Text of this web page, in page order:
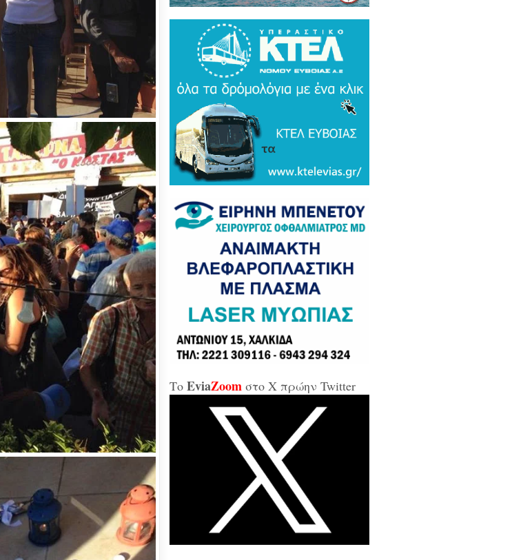
Βάκα Gate: Την περίμεναν στη
συνεδρίαση λογοδοσίας και αυτή
μοίραζε μετάλλια και έβλεπε τον
Παναθηναϊκό στο μπάσκετ / Τα άδεια
έδρανα της ξεφτίλας! (ΦΩΤΟ)
Ανεξάρτητος βουλευτής Γιάννης
Σαρακιώτης στο EviaZoom.gr:
«Τριτοκοσμικό το κράτος δικαίου στην
μπανανία του Μητσοτάκη, στο
στόχαστρο του καθεστώτος όσο ποτέ οι
"ενοχλητικοί" δημοσιογράφοι...»
κράτος δικαίου ο Εισαγγελέας του
Αρείου Πάγου θα έπρεπε να τιμωρηθεί
παραδειγματικά...»
«Δώσε και σε εμένα μπάρμπα...»
Χαλκίδα: Άρον άρον την κοπάνησε η
Διοικήτρια της ΔΥΠΑ από το
«αμαρτωλό» Επιμελητήριο Εύβοιας /
«Ήταν προσβλητική, ειρωνική και
απαξιωτική προς τους εργαζόμενους...»
Μύδροι της αντιπολίτευσης για τις νέες
Τζαβέλλας αθώωσε και τον εαυτό του,
καταπάτησε βάναυσα το ήδη
κακοποιημένο κράτος δικαίου με μία
πραξικοματική διάταξη, θα κληθούν
για να λογοδοτήσουν και πρωτίστως ο
διευθύνων και αυτού του εγκλήματος
κ.Μητσοτάκης...»
Χαλκίδα: Δείτε ζωντανά την κίνηση
στη Παλαιά Γέφυρα (LIVE ΕΙΚΟΝΑ)
Το EviaZoom στο X πρώην Twitter